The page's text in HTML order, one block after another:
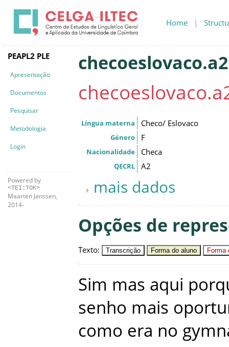
Home |
PEAPL2 PLE
Apresentação
Documentos
Pesquisar
Metodologia
Login
Powered by
<TEI:TOK>
Maarten Janssen,
2014-
Língua materna Checo/ Eslovaco
Género F
Nacionalidade Checa
QECRL A2
mais dados
Opções de
Texto: Transcrição Forma do aluno Forma
Sim mas aqui
senho mais
como era no